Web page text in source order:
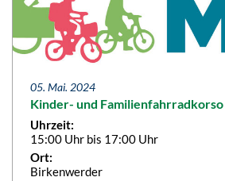
05. Mai. 2024
Kinder- und Familienfahrradkorso
Uhrzeit:
15:00 Uhr bis 17:00 Uhr
Ort:
Birkenwerder